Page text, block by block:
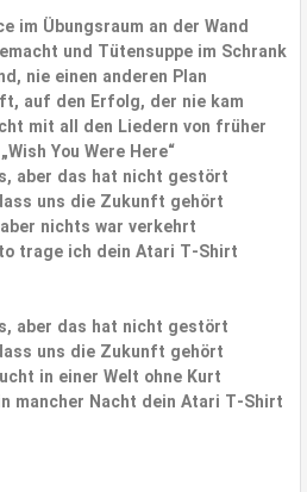
im Übungsraum an der Wand
und Tütensuppe im Schrank
nie einen anderen Plan
auf den Erfolg, der nie kam
mit all den Liedern von früher
You Were Here“
aber das hat nicht gestört
uns die Zukunft gehört
nichts war verkehrt
trage ich dein Atari T-Shirt
aber das hat nicht gestört
uns die Zukunft gehört
in einer Welt ohne Kurt
mancher Nacht dein Atari T-Shirt